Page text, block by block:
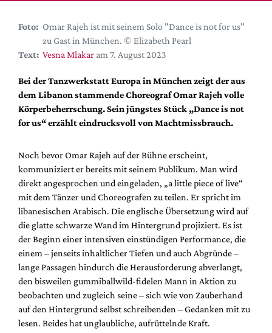
Festival-Planer
Hefte
Leseproben
Podcast
Shop / Abo
Newsletter
Redaktion
Autor:innen
Partner
Mediadaten
Suche
Foto: Omar Rajeh ist mit seinem Solo "Dance is not for us"
zu Gast in München. © Elizabeth Pearl
Text: Vesna Mlakar am 7. August 2023
Bei der Tanzwerkstatt Europa in München zeigt der aus
dem Libanon stammende Choreograf Omar Rajeh volle
Körperbeherrschung. Sein jüngstes Stück „Dance is not
for us“ erzählt eindrucksvoll von Machtmissbrauch.
Noch bevor Omar Rajeh auf der Bühne erscheint,
kommuniziert er bereits mit seinem Publikum. Man wird
direkt angesprochen und eingeladen, „a little piece of live“
mit dem Tänzer und Choreografen zu teilen. Er spricht im
libanesischen Arabisch. Die englische Übersetzung wird auf
die glatte schwarze Wand im Hintergrund projiziert. Es ist
der Beginn einer intensiven einstündigen Performance, die
einem – jenseits inhaltlicher Tiefen und auch Abgründe –
lange Passagen hindurch die Herausforderung abverlangt,
den bisweilen gummiballwild-fidelen Mann in Aktion zu
beobachten und zugleich seine – sich wie von Zauberhand
auf den Hintergrund selbst schreibenden – Gedanken mit zu
lesen. Beides hat unglaubliche, aufrüttelnde Kraft.